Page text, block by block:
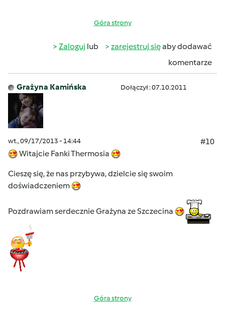
Góra strony
Zaloguj lub zarejestruj sięaby dodawać
komentarze
Grażyna Kamińska Dołączył : 07.10.2011
wt., 09/17/2013 - 14:44
#10
Witajcie Fanki Thermosia
Cieszę się, że nas przybywa, dzielcie się swoim
doświadczeniem
Pozdrawiam serdecznie Grażyna ze Szczecina
Góra strony